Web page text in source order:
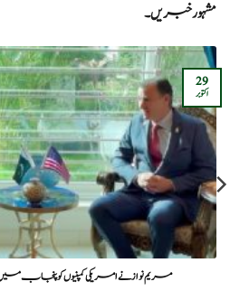
مشہور خبریں۔
مریم نواز نے امریکی کمپنیوں کو پنجاب
29
اکتوبر